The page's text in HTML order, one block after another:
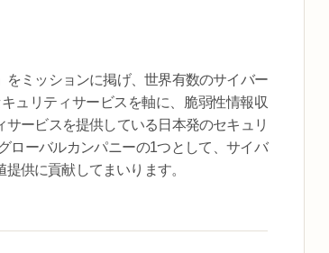
をミッションに掲げ、世界有数のサイバー
ュリティサービスを軸に、脆弱性情報収
ービスを提供している日本発のセキュリ
ローバルカンパニーの1つとして、サイバ
供に貢献してまいります。